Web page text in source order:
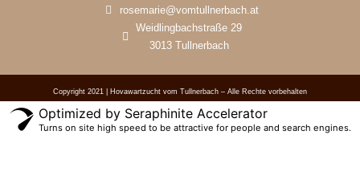
rosemarie@vomtullnerbach.at
Weidlingbachstraße 29
3013 Tullnerbach
Copyright 2021 | Hovawartzucht vom Tullnerbach – Alle Rechte vorbehalten
Optimized by Seraphinite Accelerator
Turns on site high speed to be attractive for people and search engines.